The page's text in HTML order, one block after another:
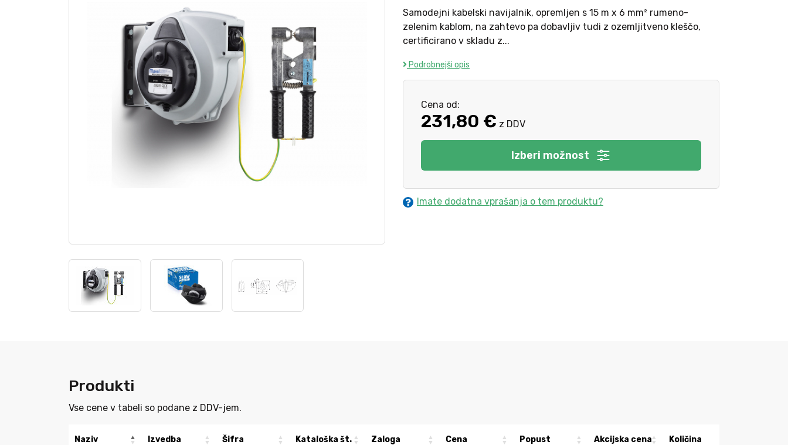
Samodejni kabelski navijalnik, opremljen s 15 m x 6 mm² rumeno-
zelenim kablom, na zahtevo pa dobavljiv tudi z ozemljitveno kleščo,
certificirano v skladu z...
Podrobnejši opis
Cena od:
231,80 € z DDV
Izberi možnost
Imate dodatna vprašanja o tem produktu?
Produkti
Vse cene v tabeli so podane z DDV-jem.
Naziv Izvedba Šifra Kataloška št. Zaloga Cena Popust Akcijska cena Količina